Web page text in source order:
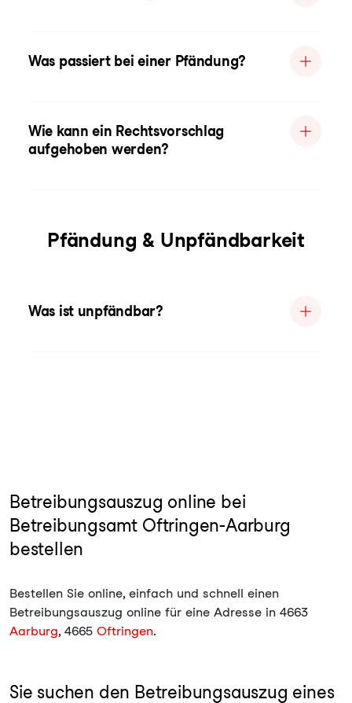
Was passiert bei einer Pfändung?
Wie kann ein Rechtsvorschlag
aufgehoben werden?
Pfändung & Unpfändbarkeit
Was ist unpfändbar?
Betreibungsauszug online bei
Betreibungsamt Oftringen-Aarburg
bestellen
Bestellen Sie online, einfach und schnell einen
Betreibungsauszug online für eine Adresse in 4663
Aarburg, 4665 Oftringen.
Sie suchen den Betreibungsauszug eines